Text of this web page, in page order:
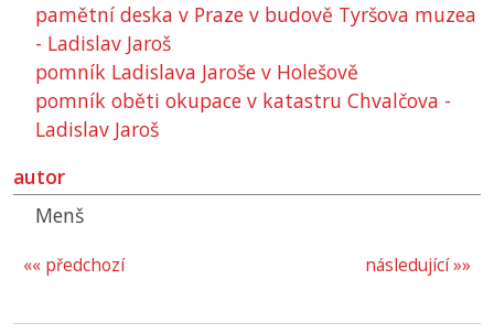
pamětní deska v Praze v budově Tyršova muzea
- Ladislav Jaroš
pomník Ladislava Jaroše v Holešově
pomník oběti okupace v katastru Chvalčova -
Ladislav Jaroš
autor
Menš
následující »»
«« předchozí